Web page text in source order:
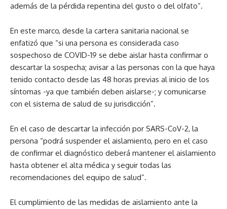
además de la pérdida repentina del gusto o del olfato”.
En este marco, desde la cartera sanitaria nacional se
enfatizó que “si una persona es considerada caso
sospechoso de COVID-19 se debe aislar hasta confirmar o
descartar la sospecha; avisar a las personas con la que haya
tenido contacto desde las 48 horas previas al inicio de los
síntomas -ya que también deben aislarse-; y comunicarse
con el sistema de salud de su jurisdicción”.
En el caso de descartar la infección por SARS-CoV-2, la
persona “podrá suspender el aislamiento, pero en el caso
de confirmar el diagnóstico deberá mantener el aislamiento
hasta obtener el alta médica y seguir todas las
recomendaciones del equipo de salud”.
El cumplimiento de las medidas de aislamiento ante la